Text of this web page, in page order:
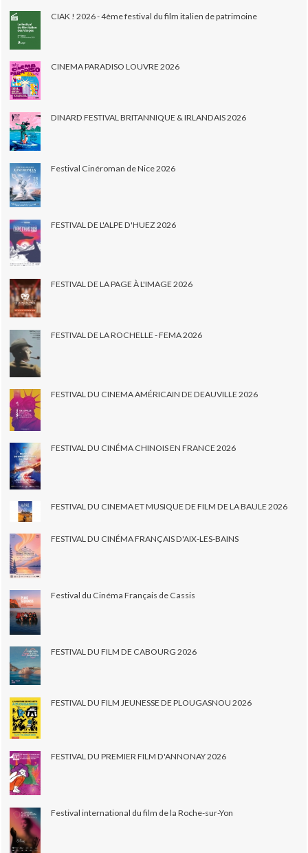
CIAK ! 2026 - 4ème festival du film italien de patrimoine
CINEMA PARADISO LOUVRE 2026
DINARD FESTIVAL BRITANNIQUE & IRLANDAIS 2026
Festival Cinéroman de Nice 2026
FESTIVAL DE L'ALPE D'HUEZ 2026
FESTIVAL DE LA PAGE À L'IMAGE 2026
FESTIVAL DE LA ROCHELLE - FEMA 2026
FESTIVAL DU CINEMA AMÉRICAIN DE DEAUVILLE 2026
FESTIVAL DU CINÉMA CHINOIS EN FRANCE 2026
FESTIVAL DU CINEMA ET MUSIQUE DE FILM DE LA BAULE 2026
FESTIVAL DU CINÉMA FRANÇAIS D'AIX-LES-BAINS
Festival du Cinéma Français de Cassis
FESTIVAL DU FILM DE CABOURG 2026
FESTIVAL DU FILM JEUNESSE DE PLOUGASNOU 2026
FESTIVAL DU PREMIER FILM D'ANNONAY 2026
Festival international du film de la Roche-sur-Yon